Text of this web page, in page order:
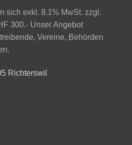
sich exkl. 8.1% MwSt. zzgl.
300.- Unser Angebot
Vereine, Behörden
Richterswil